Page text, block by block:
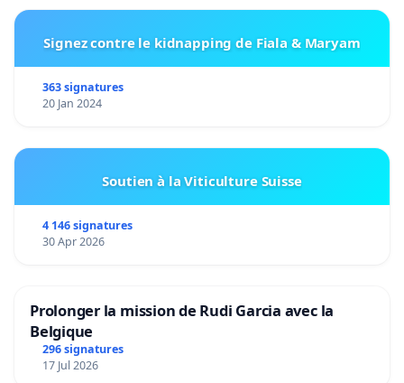
Signez contre le kidnapping de Fiala & Maryam
363 signatures
20 Jan 2024
Soutien à la Viticulture Suisse
4 146 signatures
30 Apr 2026
Prolonger la mission de Rudi Garcia avec la
Belgique
296 signatures
17 Jul 2026